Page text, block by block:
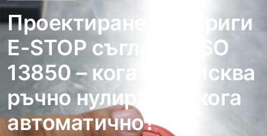
Проектиране на вериги
E-STOP съгласно ISO
13850 – кога се изисква
ръчно нулиране и кога
автоматично?